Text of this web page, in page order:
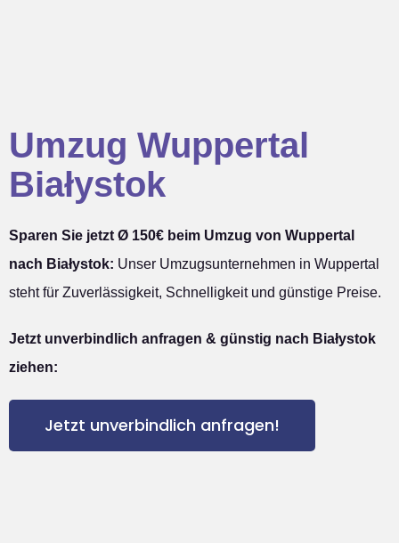
Umzug Wuppertal
Białystok
Sparen Sie jetzt Ø 150€ beim Umzug von Wuppertal
nach Białystok: Unser Umzugsunternehmen in Wuppertal
steht für Zuverlässigkeit, Schnelligkeit und günstige Preise.
Jetzt unverbindlich anfragen & günstig nach Białystok
ziehen:
Jetzt unverbindlich anfragen!